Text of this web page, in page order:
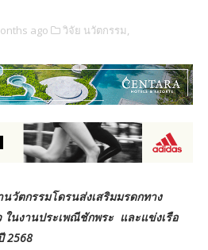
ago วิจัย นวัตกรรม,
วัตกรรมโดรนส่งเสริมมรดกทาง
ในงานประเพณีชักพระ และแข่งเรือ
2568